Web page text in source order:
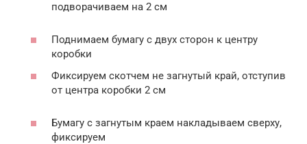
подворачиваем на 2 см
Поднимаем бумагу с двух сторон к центру
коробки
Фиксируем скотчем не загнутый край, отступив
от центра коробки 2 см
Бумагу с загнутым краем накладываем сверху,
фиксируем